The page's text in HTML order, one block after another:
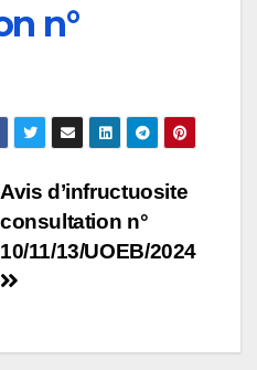
n°
Avis d’infructuosite
consultation n°
10/11/13/UOEB/2024